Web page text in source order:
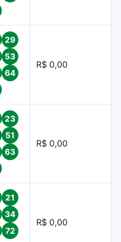
29
53
64
R$ 0,00
23
51
63
R$ 0,00
21
34
72
R$ 0,00